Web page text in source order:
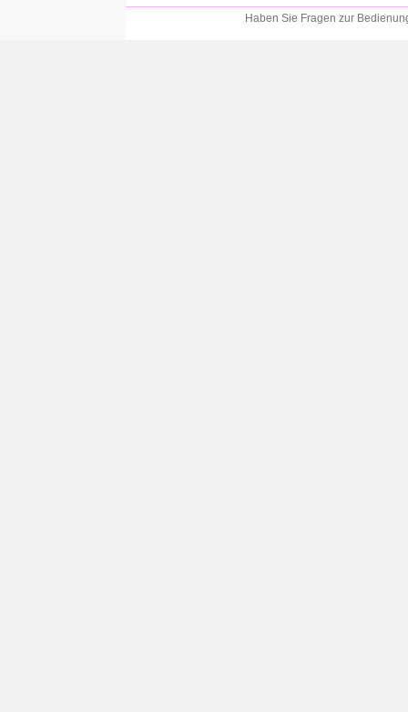
Haben Sie Fragen zur